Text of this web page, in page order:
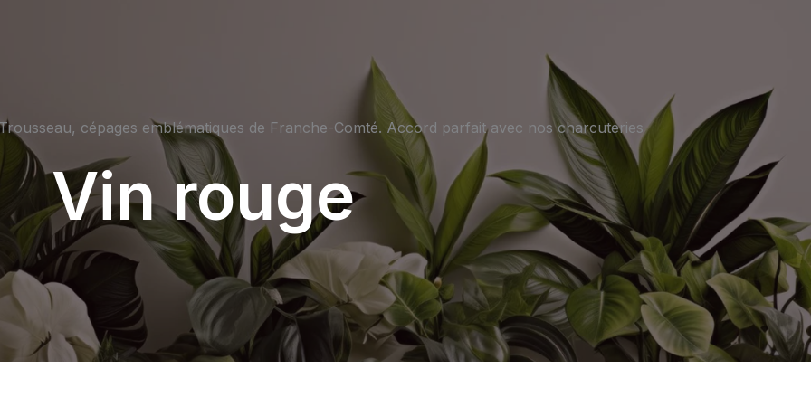
cépages emblématiques de Franche-Comté. Accord parfait avec nos charcuteries
Vin rouge